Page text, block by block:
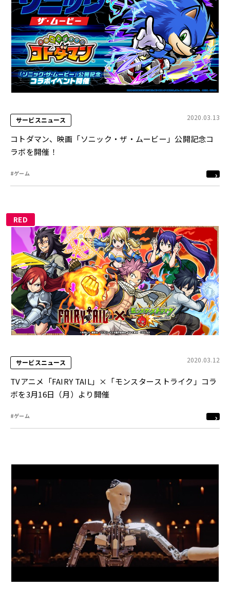
サービスニュース 2020.03.13
コトダマン、映画「ソニック・ザ・ムービー」公開記念コ
ラボを開催！
#ゲーム
RED
サービスニュース 2020.03.12
TVアニメ「FAIRY TAIL」×「モンスターストライク」コラ
ボを3月16日（月）より開催
#ゲーム